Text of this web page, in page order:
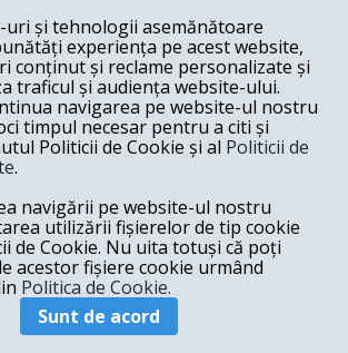
Cincea dar aveți ură numai pe Rusia?
Molotov Ribentrop. Pe Germania nu
Răspunde
-07-05-2023
Șoșoacă strategie? Dar nu sunt
la patriotismul economic (!!!) al
e o emblemă națională. Mândri și
Eu unul m-am săturat de
prin gurile unor inepți ce se cred
României. Bleah.
uri și tehnologii asemănătoare
experiența pe acest website,
conținut și reclame personalizate și
traficul și audiența website-ului.
navigarea pe website-ul nostru
timpul necesar pentru a citi și
Politicii de Cookie și al Politicii de
.
navigării pe website-ul nostru
utilizării fișierelor de tip cookie
de Cookie. Nu uita totuși că poți
acestor fișiere cookie urmând
Politica de Cookie.
Sunt de acord